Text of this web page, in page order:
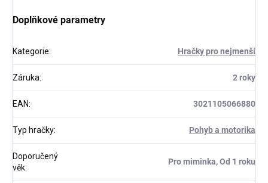
Doplňkové parametry
Kategorie: Hračky pro nejmenší
Záruka: 2 roky
EAN: 3021105066880
Typ hračky: Pohyb a motorika
Doporučený
věk:
Pro miminka, Od 1 roku